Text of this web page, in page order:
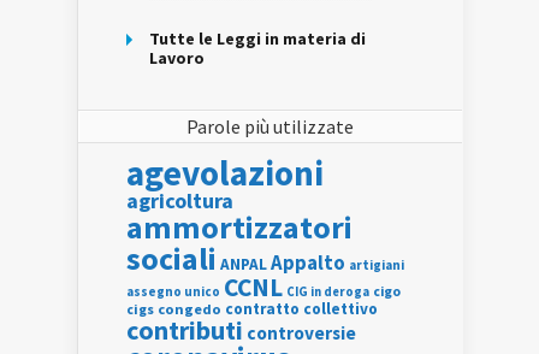
Tutte le Leggi in materia di
Lavoro
Parole più utilizzate
agevolazioni
agricoltura
ammortizzatori
sociali ANPALAppalto artigiani
assegno unico CCNL CIG in deroga cigo
cigs congedo contratto collettivo
contributi controversie